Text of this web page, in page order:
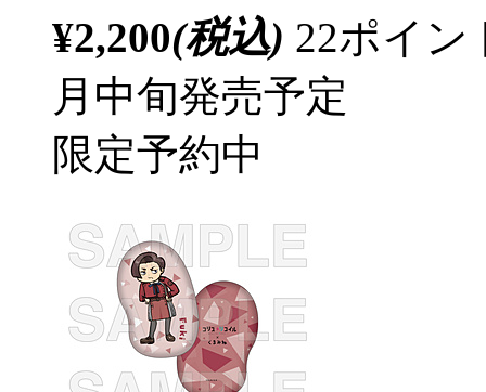
¥2,200(税込) 22ポイ
月中旬発売予定
限定予約中